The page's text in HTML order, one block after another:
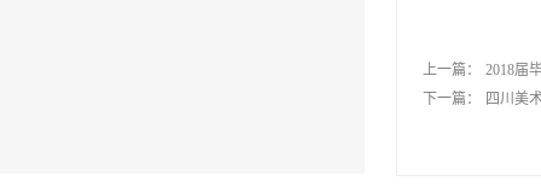
上一篇：
2018届
下一篇：
四川美